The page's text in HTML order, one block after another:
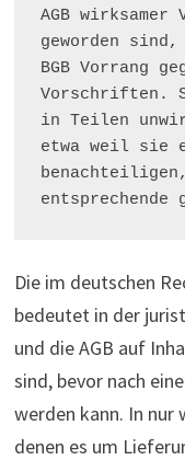
AGB
geworden sind,
BGB Vorrang
Vorschriften.
in Teilen
etwa weil sie
entsprechende
Die im deutschen
bedeutet in der
und die AGB auf
sind, bevor nach
werden kann. In nur
denen es um